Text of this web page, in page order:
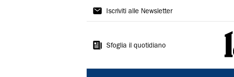
La
Ferrara
Iscriviti alle Newsletter
Sfoglia il quotidiano